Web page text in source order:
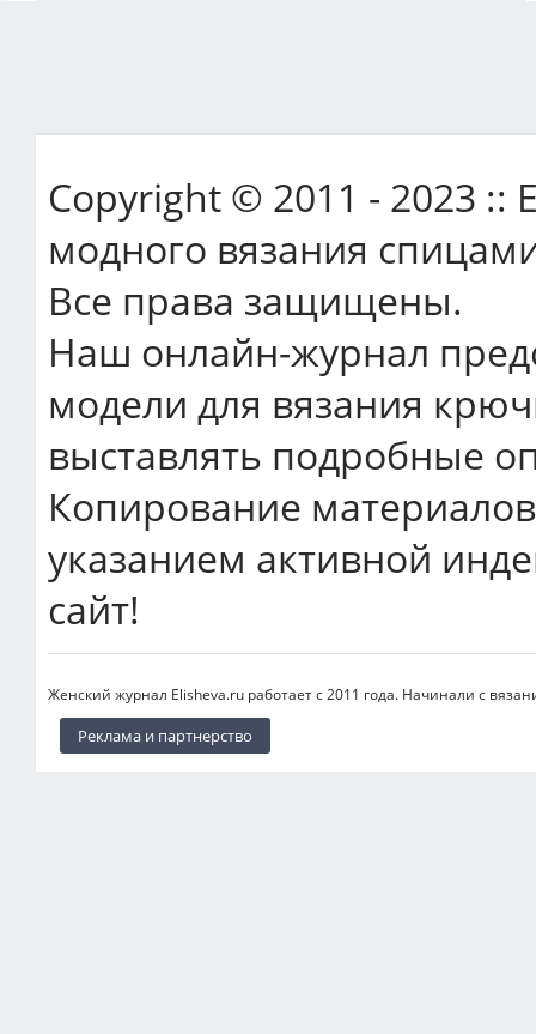
Copyright © 2011 - 2023 ::
модного вязания
Все права защищены.
Наш онлайн-журнал
модели для вязания
выставлять подробные
Копирование
указанием активной
сайт!
Женский журнал Elisheva.ru работает с 2011 года. Начинали с
Реклама и партнерство